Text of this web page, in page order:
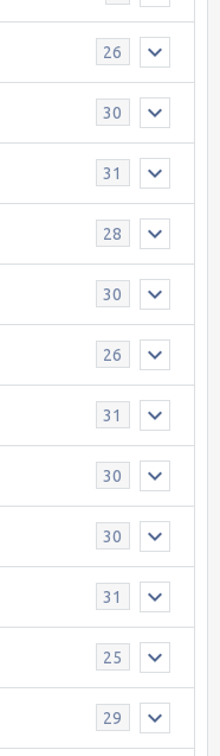
26
30
31
28
30
26
31
30
30
31
25
29